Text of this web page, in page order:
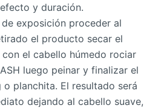
y duración.
exposición proceder al
el producto secar el
el cabello húmedo rociar
luego peinar y finalizar el
planchita. El resultado será
dejando al cabello suave,